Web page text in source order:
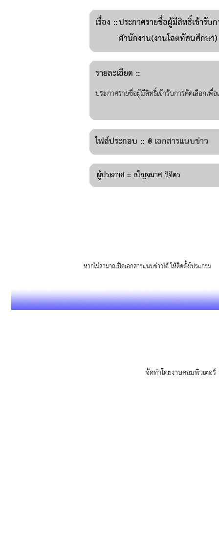
เรื่อง ::ประกาศรายชื่อผู้มีสิทธิ์เข้ารับ
สำนักงาน(งานโสตทัศนศึกษา)
รายละเอียด ::
ประกาศรายชื่อผู้มีสิทธิ์เข้ารับการคัดเลือกเพื่
ไฟล์ประกอบ :: เอกสารแนบข่าว
ผู้ประกาศ :: เบ็ญจมาศ วิจิตร
หากไม่สามาถเปิดเอกสารแนบข่าวได้ ให้ติดตั้งโปรแ
จัดทำโดยงานคอมพิวเตอ